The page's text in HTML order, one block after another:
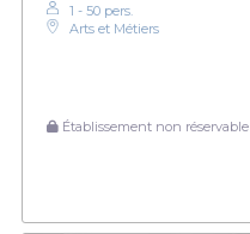
1 - 50 pers.
Arts et Métiers
Établissement non réservable